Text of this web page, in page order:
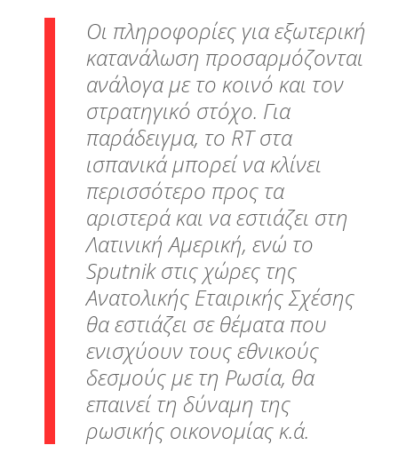
Οι πληροφορίες για εξωτερική
κατανάλωση προσαρμόζονται
ανάλογα με το κοινό και τον
στρατηγικό στόχο. Για
παράδειγμα, το RT στα
ισπανικά μπορεί να κλίνει
περισσότερο προς τα
αριστερά και να εστιάζει στη
Λατινική Αμερική, ενώ το
Sputnik στις χώρες της
Ανατολικής Εταιρικής Σχέσης
θα εστιάζει σε θέματα που
ενισχύουν τους εθνικούς
δεσμούς με τη Ρωσία, θα
επαινεί τη δύναμη της
ρωσικής οικονομίας κ.ά.